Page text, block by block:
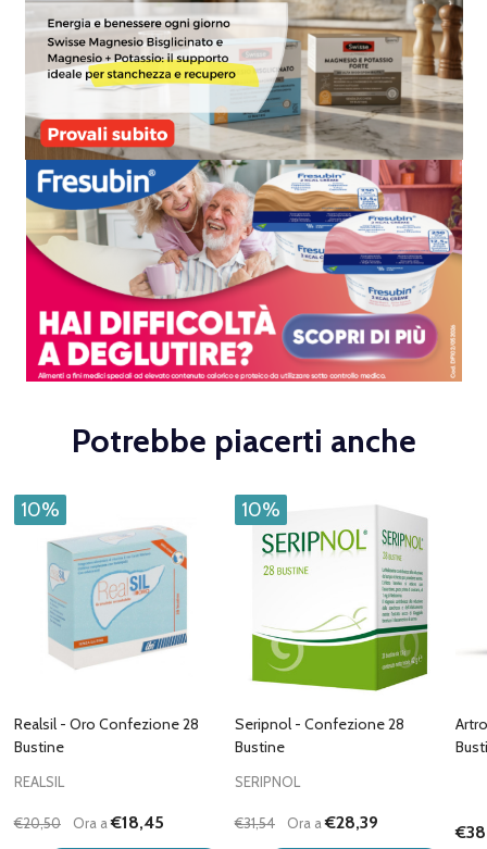
Potrebbe piacerti anche
10%
Realsil - Oro Confezione 28
Bustine
REALSIL
€20,50 Ora a€18,45
10%
Seripnol - Confezione 28
Bustine
SERIPNOL
€31,54 Ora a€28,39